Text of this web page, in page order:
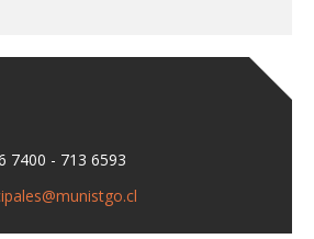
7400 - 713 6593